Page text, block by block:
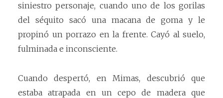
siniestro personaje, cuando uno de los gorilas
del séquito sacó una macana de goma y le
propinó un porrazo en la frente. Cayó al suelo,
fulminada e inconsciente.
Cuando despertó, en Mimas, descubrió que
estaba atrapada en un cepo de madera que